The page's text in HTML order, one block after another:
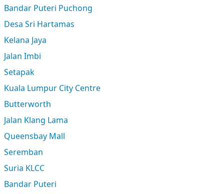
Bandar Puteri Puchong
Desa Sri Hartamas
Kelana Jaya
Jalan Imbi
Setapak
Kuala Lumpur City Centre
Butterworth
Jalan Klang Lama
Queensbay Mall
Seremban
Suria KLCC
Bandar Puteri